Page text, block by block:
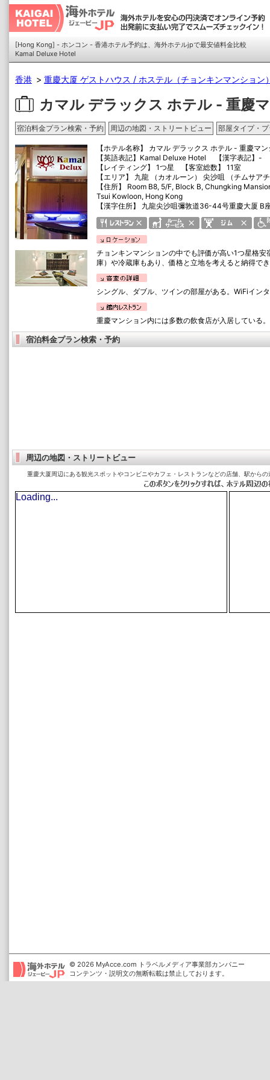
カマル デラックス ホテル - 重慶
[Hong Kong] - ホンコン - 香港ホテル予約は、海外ホテルjpで最安値料金比較
Kamal Deluxe Hotel
香港 重慶大厦 ゲストハウス / ホステル（チョンキンマンション
宿泊料金プラン検索・予約 周辺の地図・ストリートビュー 部屋タイプ・
【ホテル名称】 カマル デラックス ホテル - 重慶マン
【英語表記】 Kamal Deluxe Hotel 【漢字表記】 -
【レイティング】 1つ星 【客室総数】 11室
【エリア】 九龍 （カオルーン） 尖沙咀 （チムサア
【住所】 Room B8, 5/F, Block B, Chungking
Tsui Kowloon, Hong Kong
【漢字住所】 九龍尖沙咀彌敦道36-44号重慶大厦 B
チョンキンマンションの中でも評価が高い1つ星格
庫）や冷蔵庫もあり、価格と立地を考えると納得で
シングル、ダブル、ツインの部屋がある。WiFiイン
重慶マンション内には多数の飲食店が入居している。
宿泊料金プラン検索・予約
周辺の地図・ストリートビュー
重慶大厦周辺にある観光スポットやコンビニやカフェ・レストランなどの店舗、駅から
© 2026 MyAcce.com トラベルメディア事業部カンパニー
コンテンツ・説明文の無断転載は禁止しております。